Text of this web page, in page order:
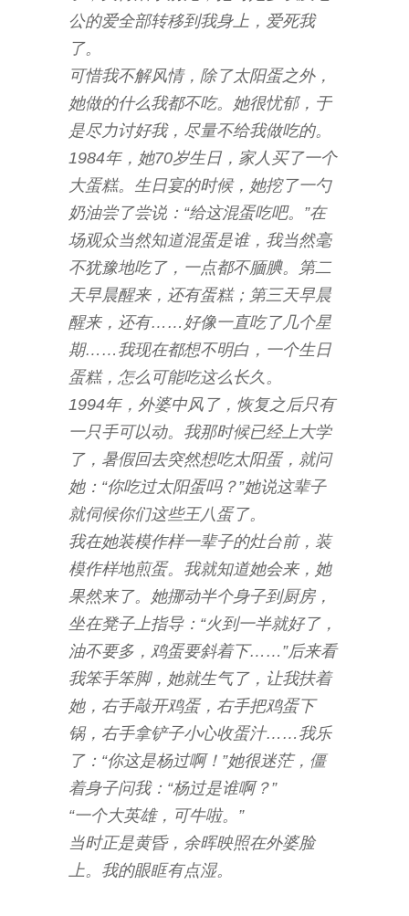
公的爱全部转移到我身上，爱死我
了。
可惜我不解风情，除了太阳蛋之外，
她做的什么我都不吃。她很忧郁，于
是尽力讨好我，尽量不给我做吃的。
1984年，她70岁生日，家人买了一个
大蛋糕。生日宴的时候，她挖了一勺
奶油尝了尝说：“给这混蛋吃吧。”在
场观众当然知道混蛋是谁，我当然毫
不犹豫地吃了，一点都不腼腆。第二
天早晨醒来，还有蛋糕；第三天早晨
醒来，还有……好像一直吃了几个星
期……我现在都想不明白，一个生日
蛋糕，怎么可能吃这么长久。
1994年，外婆中风了，恢复之后只有
一只手可以动。我那时候已经上大学
了，暑假回去突然想吃太阳蛋，就问
她：“你吃过太阳蛋吗？”她说这辈子
就伺候你们这些王八蛋了。
我在她装模作样一辈子的灶台前，装
模作样地煎蛋。我就知道她会来，她
果然来了。她挪动半个身子到厨房，
坐在凳子上指导：“火到一半就好了，
油不要多，鸡蛋要斜着下……”后来看
我笨手笨脚，她就生气了，让我扶着
她，右手敲开鸡蛋，右手把鸡蛋下
锅，右手拿铲子小心收蛋汁……我乐
了：“你这是杨过啊！”她很迷茫，僵
着身子问我：“杨过是谁啊？”
“一个大英雄，可牛啦。”
当时正是黄昏，余晖映照在外婆脸
上。我的眼眶有点湿。